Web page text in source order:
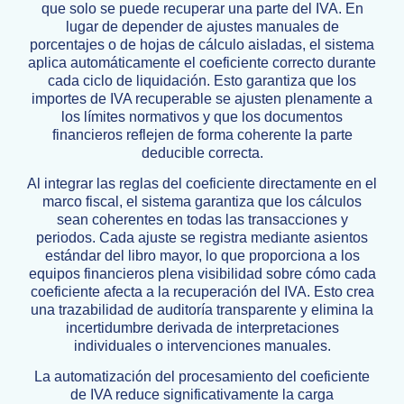
que solo se puede recuperar una parte del IVA. En
lugar de depender de ajustes manuales de
porcentajes o de hojas de cálculo aisladas, el sistema
aplica automáticamente el coeficiente correcto durante
cada ciclo de liquidación. Esto garantiza que los
importes de IVA recuperable se ajusten plenamente a
los límites normativos y que los documentos
financieros reflejen de forma coherente la parte
deducible correcta.
Al integrar las reglas del coeficiente directamente en el
marco fiscal, el sistema garantiza que los cálculos
sean coherentes en todas las transacciones y
periodos. Cada ajuste se registra mediante asientos
estándar del libro mayor, lo que proporciona a los
equipos financieros plena visibilidad sobre cómo cada
coeficiente afecta a la recuperación del IVA. Esto crea
una trazabilidad de auditoría transparente y elimina la
incertidumbre derivada de interpretaciones
individuales o intervenciones manuales.
La automatización del procesamiento del coeficiente
de IVA reduce significativamente la carga